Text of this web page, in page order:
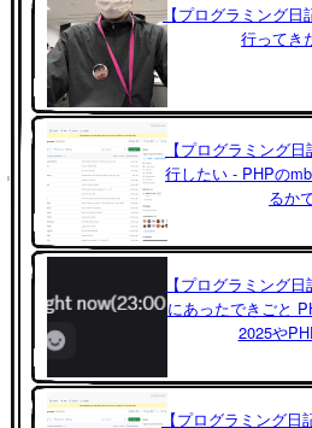
【プログラミング日
行ってき
【プログラミング
行したい - PHPの
るか
【プログラミング
にあったできごと
2025や
【プログラミング日